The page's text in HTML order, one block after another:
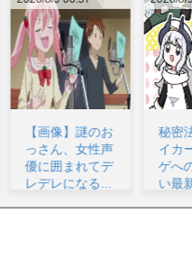
秘密法人デスメ
イカー、ソシャ
ゲへの思想が強
い最新話が公
【
イ
ュ
作